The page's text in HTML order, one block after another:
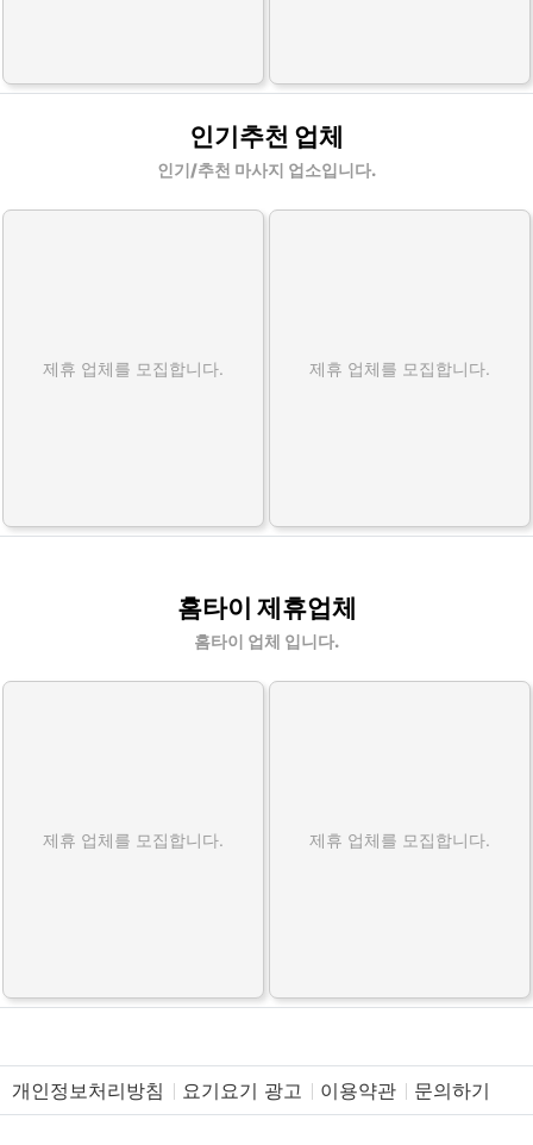
인기추천 업체
인기/추천 마사지 업소입니다.
제휴 업체를 모집합니다. 제휴 업체를 모집합니다.
홈타이 제휴업체
홈타이 업체 입니다.
제휴 업체를 모집합니다. 제휴 업체를 모집합니다.
개인정보처리방침 요기요기 광고 이용약관 문의하기